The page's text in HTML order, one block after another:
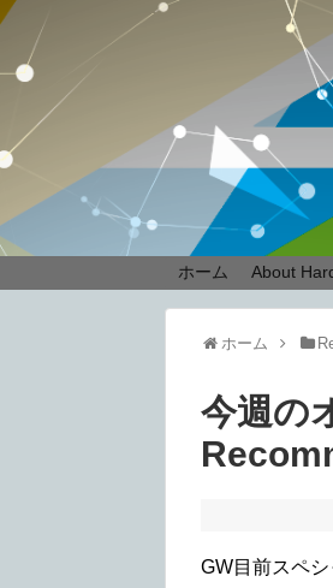
ホーム About
ホーム
今週の
GW目前スペ